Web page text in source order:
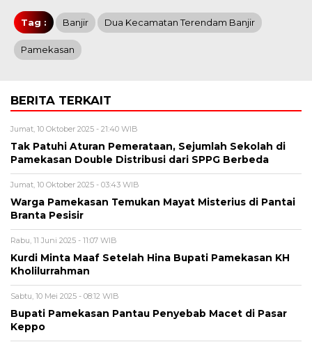
Tag : Banjir Dua Kecamatan Terendam Banjir
Pamekasan
BERITA TERKAIT
Jumat, 10 Oktober 2025 - 21:40 WIB
Tak Patuhi Aturan Pemerataan, Sejumlah Sekolah di
Pamekasan Double Distribusi dari SPPG Berbeda
Jumat, 10 Oktober 2025 - 03:43 WIB
Warga Pamekasan Temukan Mayat Misterius di Pantai
Branta Pesisir
Rabu, 11 Juni 2025 - 11:07 WIB
Kurdi Minta Maaf Setelah Hina Bupati Pamekasan KH
Kholilurrahman
Sabtu, 10 Mei 2025 - 08:12 WIB
Bupati Pamekasan Pantau Penyebab Macet di Pasar
Keppo